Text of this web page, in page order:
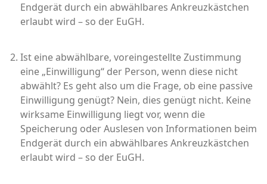
Endgerät durch ein abwählbares Ankreuzkästchen
erlaubt wird – so der EuGH.
Ist eine abwählbare, voreingestellte Zustimmung
eine „Einwilligung“ der Person, wenn diese nicht
abwählt? Es geht also um die Frage, ob eine passive
Einwilligung genügt? Nein, dies genügt nicht. Keine
wirksame Einwilligung liegt vor, wenn die
Speicherung oder Auslesen von Informationen beim
Endgerät durch ein abwählbares Ankreuzkästchen
erlaubt wird – so der EuGH.